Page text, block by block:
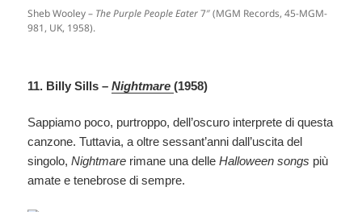
Sheb Wooley – The Purple People Eater7″ (MGM Records, 45-MGM-
981, UK, 1958).
11. Billy Sills –Nightmare(1958)
Sappiamo poco, purtroppo, dell’oscuro interprete di questa
canzone. Tuttavia, a oltre sessant’anni dall’uscita del
singolo,Nightmare rimane una delleHalloween songs più
amate e tenebrose di sempre.